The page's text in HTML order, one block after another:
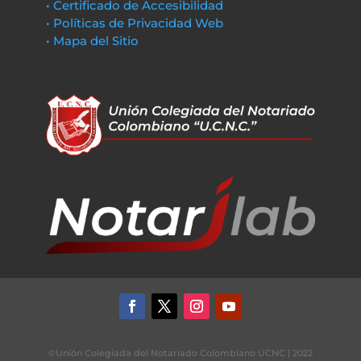
• Certificado de Accesibilidad
• Políticas de Privacidad Web
• Mapa del Sitio
©Unión Colegiada del Notariado Colombiano UCNC | 2022